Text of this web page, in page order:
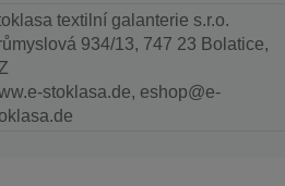
textilní galanterie s.r.o.
934/13, 747 23 Bolatice,
stoklasa.de, eshop@e-